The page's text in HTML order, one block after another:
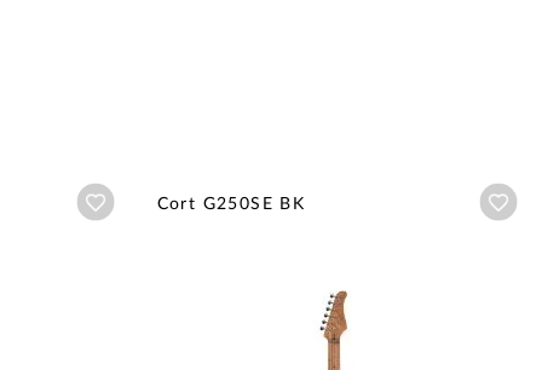
Añadir a wishlist
Cort G250SE BK